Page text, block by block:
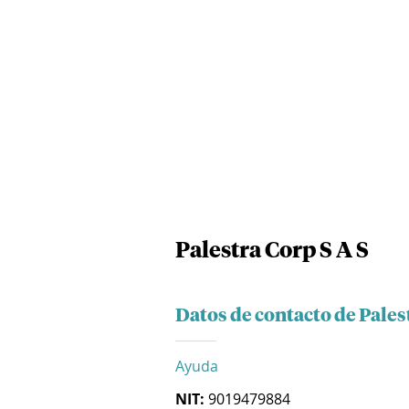
Palestra Corp S A S
Datos de contacto de
Ayuda
NIT: 9019479884